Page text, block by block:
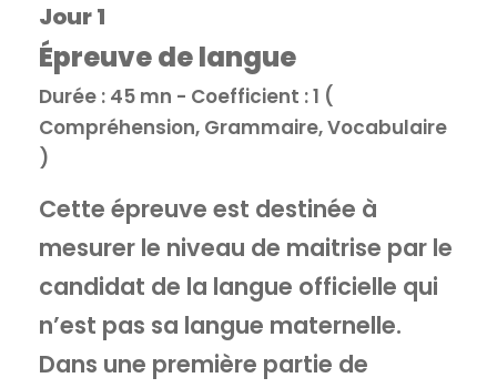
Jour 1
Épreuve de langue
Durée : 45 mn - Coefficient : 1 (
Compréhension, Grammaire, Vocabulaire
)
Cette épreuve est destinée à
mesurer le niveau de maitrise par le
candidat de la langue officielle qui
n’est pas sa langue maternelle.
Dans une première partie de